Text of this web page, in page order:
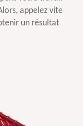
appelez vite
un résultat